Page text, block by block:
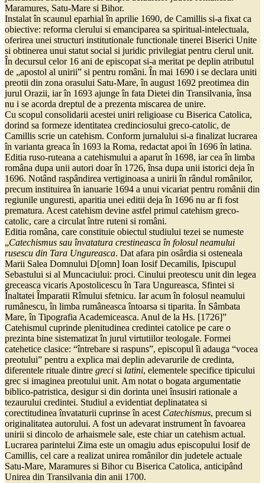
Maramures, Satu-Mare si Bihor.
Instalat în scaunul eparhial în aprilie 1690, de Camillis si-a fixat ca
obiective: reforma clerului si emanciparea sa spiritual-intelectuala,
oferirea unei structuri institutionale functionale tinerei Biserici Unite
si obtinerea unui statut social si juridic privilegiat pentru clerul unit.
În decursul celor 16 ani de episcopat si-a meritat pe deplin atributul
de „apostol al unirii” si pentru români. În mai 1690 i se declara uniti
preotii din zona orasului Satu-Mare, în august 1692 preotimea din
jurul Orazii, iar în 1693 ajunge în fata Dietei din Transilvania, însa
nu i se acorda dreptul de a prezenta miscarea de unire.
Cu scopul consolidarii acestei uniri religioase cu Biserica Catolica,
dorind sa formeze identitatea credinciosului greco-catolic, de
Camillis scrie un catehism. Conform jurnalului si-a finalizat lucrarea
în varianta greaca în 1693 la Roma, redactat apoi în 1696 în latina.
Editia ruso-ruteana a catehismului a aparut în 1698, iar cea în limba
româna dupa unii autori doar în 1726, însa dupa unii istorici deja în
1696. Notând raspândirea vertiginoasa a unirii în rândul românilor,
precum instituirea în ianuarie 1694 a unui vicariat pentru românii din
regiunile unguresti, aparitia unei editii deja în 1696 nu ar fi fost
prematura. Acest catehism devine astfel primul catehism greco-
catolic, care a circulat între ruteni si români.
Editia româna, care constituie obiectul studiului tezei se numeste
„Catechismus sau învatatura crestineasca în folosul neamului
rusescu din Tara Ungureasca. Dat afara pin osârdia si osteneala
Marii Salea Domnului D[omn] Ioan Iosif Decamilis, Ipiscupul
Sebastului si al Muncaciului: proci. Cinului preotescu unit din legea
greceasca vicaris Apostolicescu în Tara Ungureasca, Sfintei si
Înaltatei Împaratii Rîmului sfetnicu. Iar acum în folosul neamului
rumânescu, în limba rumâneasca întoarsa si tiparita. În Sâmbata
Mare, în Tipografia Academiceasca. Anul de la Hs. [1726]”
Catehismul cuprinde plenitudinea credintei catolice pe care o
prezinta bine sistematizat în jurul virtutiilor teologale. Formei
catehetice clasice: “întrebare si raspuns”, episcopul îi adauga “vocea
preotului” pentru a explica mai deplin adevarurile de credinta,
diferentele rituale dintre greci si latini, elementele specifice tipicului
grec si imaginea preotului unit. Am notat o bogata argumentatie
biblico-patristica, desigur si din dorinta unei însusiri rationale a
tezaurului credintei. Studiul a evidentiat deplinatatea si
corectitudinea învataturii cuprinse în acest Catechismus, precum si
originalitatea autorului. A fost un adevarat instrument în favoarea
unirii si dincolo de arhaismele sale, este chiar un catehism actual.
Lucrarea parintelui Zima este un omagiu adus episcopului Iosif de
Camillis, cel care a realizat unirea românilor din judetele actuale
Satu-Mare, Maramures si Bihor cu Biserica Catolica, anticipând
Unirea din Transilvania din anii 1700.